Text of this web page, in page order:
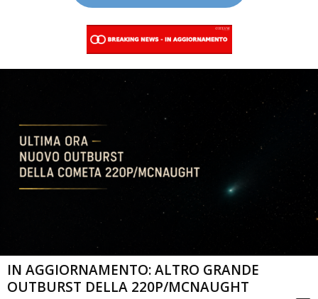
IN AGGIORNAMENTO: ALTRO GRANDE
OUTBURST DELLA 220P/MCNAUGHT